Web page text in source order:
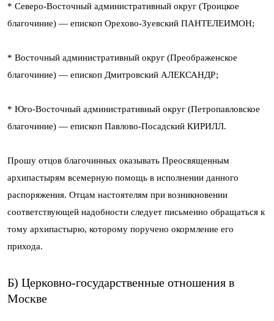
* Северо-Восточный административный округ (Троицкое
благочиние) — епископ Орехово-Зуевский ПАНТЕЛЕИМОН;
* Восточный административный округ (Преображенское
благочиние) — епископ Дмитровский АЛЕКСАНДР;
* Юго-Восточный административный округ (Петропавловское
благочиние) — епископ Павлово-Посадский КИРИЛЛ.
Прошу отцов благочинных оказывать Преосвященным
архипастырям всемерную помощь в исполнении данного
распоряжения. Отцам настоятелям при возникновении
соответствующей надобности следует письменно обращаться к
тому архипастырю, которому поручено окормление его
прихода.
Б) Церковно-государственные отношения в
Москве